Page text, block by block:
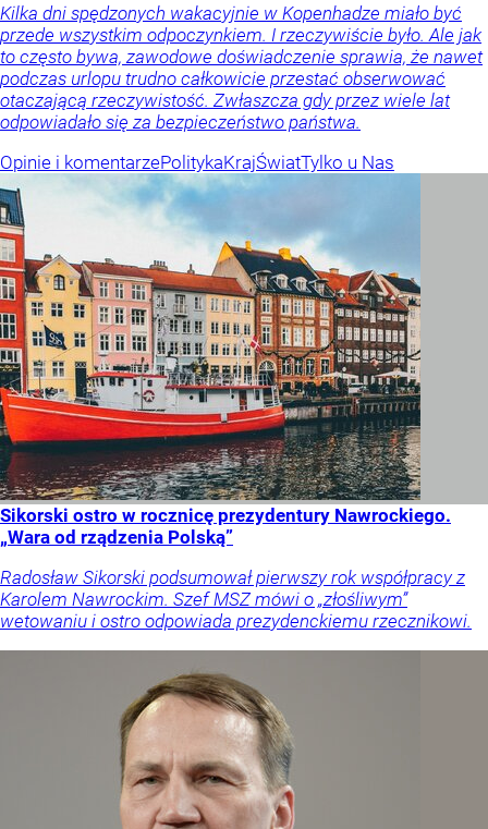
Kilka dni spędzonych wakacyjnie w Kopenhadze miało być
przede wszystkim odpoczynkiem. I rzeczywiście było. Ale jak
to często bywa, zawodowe doświadczenie sprawia, że nawet
podczas urlopu trudno całkowicie przestać obserwować
otaczającą rzeczywistość. Zwłaszcza gdy przez wiele lat
odpowiadało się za bezpieczeństwo państwa.
Opinie i komentarzePolitykaKrajŚwiatTylko u Nas
Sikorski ostro w rocznicę prezydentury Nawrockiego.
„Wara od rządzenia Polską”
Radosław Sikorski podsumował pierwszy rok współpracy z
Karolem Nawrockim. Szef MSZ mówi o „złośliwym”
wetowaniu i ostro odpowiada prezydenckiemu rzecznikowi.